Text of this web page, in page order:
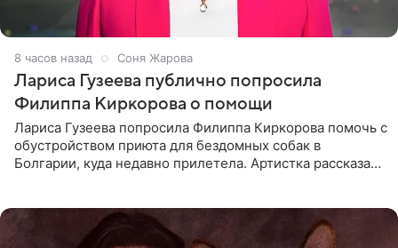
8 часов назад Соня Жарова
Лариса Гузеева публично попросила
Филиппа Киркорова о помощи
Лариса Гузеева попросила Филиппа Киркорова помочь с
обустройством приюта для бездомных собак в
Болгарии, куда недавно прилетела. Артистка рассказала